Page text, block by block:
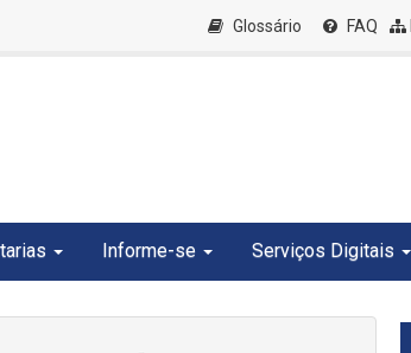
Glossário FAQ
Informe-se Serviços Digitais